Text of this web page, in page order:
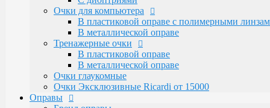
Оправы
Бренд оправы
Оправы дорогие от 2000 рублей до 15500 рублей
Оправы пластик
Оправы металл
Santarelli и Boccaccio с накладками от 4500
Оправы металлические (женские и мужские)
Alanie по 2250 рублей
Glodiatr по 2300 рублей
Очки для компьютера
В пластиковой оправе с полимерными
В металлической оправе
Тренажерные очки
В пластиковой оправе
В металлической оправе
Очки глаукомные
Очки Эксклюзивные Ricardi от 15000
Оправы